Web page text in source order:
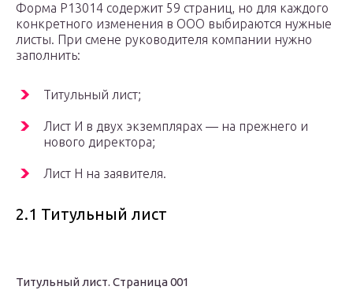
Форма Р13014 содержит 59 страниц, но для каждого
конкретного изменения в ООО выбираются нужные
листы. При смене руководителя компании нужно
заполнить:
Титульный лист;
Лист И в двух экземплярах — на прежнего и
нового директора;
Лист Н на заявителя.
2.1 Титульный лист
Титульный лист. Страница 001